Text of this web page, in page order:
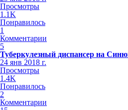
Просмотры
1.1K
Понравилось
1
Комментарии
5
Туберкулезный диспансер на
24 янв 2018 г.
Просмотры
1.4K
Понравилось
2
Комментарии